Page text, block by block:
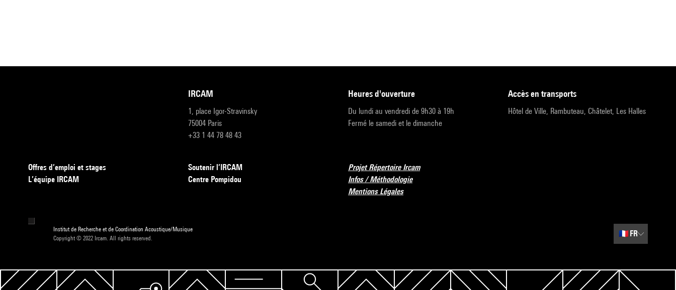
IRCAM
1, place Igor-Stravinsky
75004 Paris
+33 1 44 78 48 43
heures d'ouverture
Du lundi au vendredi de 9h30 à 19h
Fermé le samedi et le dimanche
accès en transports
Hôtel de Ville, Rambuteau, Châtelet, Les Halles
Offres d’emploi et stages
L’équipe IRCAM
Soutenir l’IRCAM
Centre Pompidou
Projet Répertoire Ircam
Infos / Méthodologie
Mentions Légales
Institut de Recherche et de Coordination Acoustique/Musique
Copyright © 2022 Ircam. All rights reserved.
🇫🇷 FR